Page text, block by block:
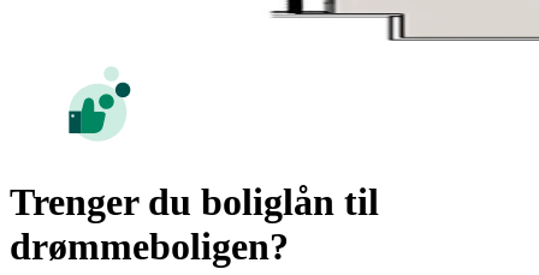
Trenger du boliglån til
drømmeboligen?